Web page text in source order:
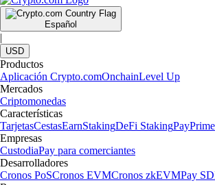
Español
|
USD
Productos
Aplicación Crypto.comOnchainLevel Up
Mercados
Criptomonedas
Características
TarjetasCestasEarnStakingDeFi StakingPayPrime
Empresas
CustodiaPay para comerciantes
Desarrolladores
Cronos PoSCronos EVMCronos zkEVMPay